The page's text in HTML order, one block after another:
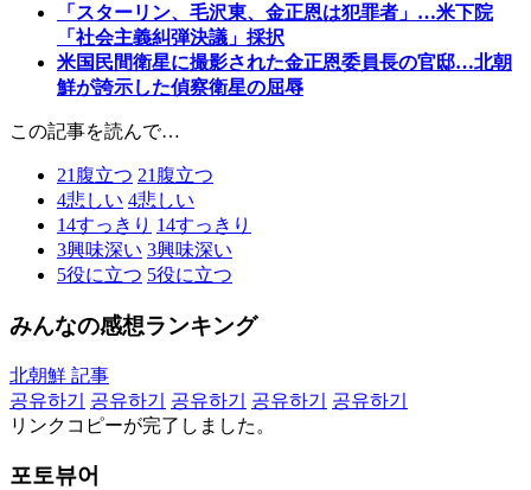
「スターリン、毛沢東、金正恩は犯罪者」…米下院
「社会主義糾弾決議」採択
米国民間衛星に撮影された金正恩委員長の官邸…北朝
鮮が誇示した偵察衛星の屈辱
この記事を読んで…
21 腹立つ 21 腹立つ
4悲しい 4悲しい
14すっきり 14すっきり
3興味深い 3興味深い
5役に立つ 5役に立つ
みんなの感想ランキング
北朝鮮 記事
공유하기
공유하기 공유하기 공유하기
공유하기
リンクコピーが完了しました。
포토뷰어